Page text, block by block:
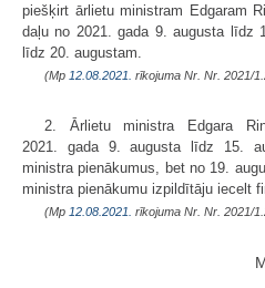
piešķirt ārlietu ministram Edgaram
daļu no 2021. gada 9. augusta līdz
līdz 20. augustam.
(Mp 12.08.2021. rīkojuma Nr. Nr. 2021/
2. Ārlietu ministra Edgara
2021. gada 9. augusta līdz 15.
ministra pienākumus, bet no 19.
ministra pienākumu izpildītāju iecelt
(Mp 12.08.2021. rīkojuma Nr. Nr. 2021/